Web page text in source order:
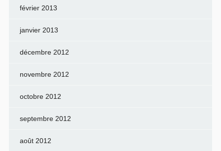
février 2013
janvier 2013
décembre 2012
novembre 2012
octobre 2012
septembre 2012
août 2012